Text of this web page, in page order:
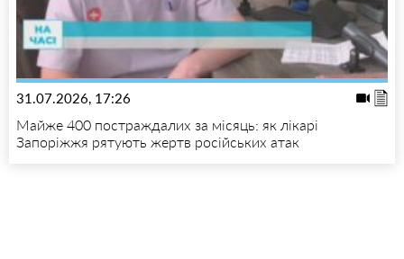
31.07.2026, 17:26
Майже 400 постраждалих за місяць: як лікарі
Запоріжжя рятують жертв російських атак